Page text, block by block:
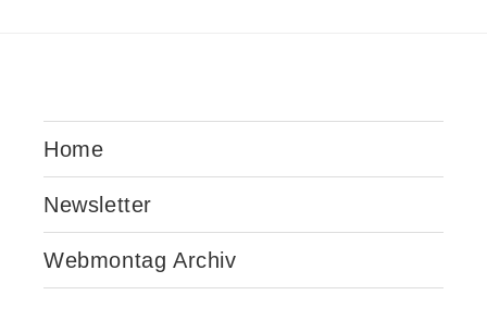
Home
Newsletter
Webmontag Archiv